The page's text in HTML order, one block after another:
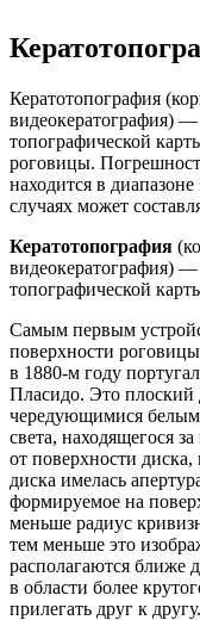
Кератотопография
видеокератография)
топографической
роговицы.
находится в
случаях может
Кератотопография
видеокератография)
топографической
Самым первым
поверхности
в 1880-м году
Пласидо. Это плоский
чередующимися
света, находящегося
от поверхности
диска имелась
формируемое на
меньше радиус
тем меньше это
располагаются ближе
в области более
прилегать друг к другу.